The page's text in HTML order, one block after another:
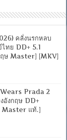
คลั่งนรกหลบ
ไทย DD+ 5.1
ษ Master] [MKV]
Prada 2
อังกฤษ DD+
Master แท้.]